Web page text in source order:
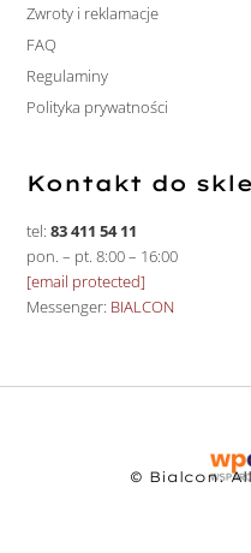
Zwroty i reklamacje
FAQ
Regulaminy
Polityka prywatności
Kontakt do
tel: 83 411 54 11
pon. – pt. 8:00 – 16:00
[email protected]
Messenger: BIALCON
© Bialcon.